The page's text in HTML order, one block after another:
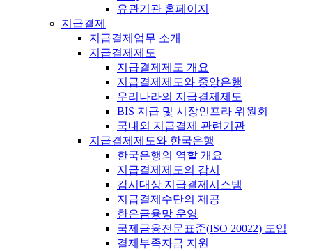
유관기관 홈페이지
지급결제
지급결제업무 소개
지급결제제도
지급결제제도 개요
지급결제제도와 중앙은행
우리나라의 지급결제제도
BIS 지급 및 시장인프라 위원회
국내외 지급결제 관련기관
지급결제제도와 한국은행
한국은행의 역할 개요
지급결제제도의 감시
감시대상 지급결제시스템
지급결제수단의 제공
한은금융망 운영
국제금융전문표준(ISO 20022) 도입
결제부족자금 지원